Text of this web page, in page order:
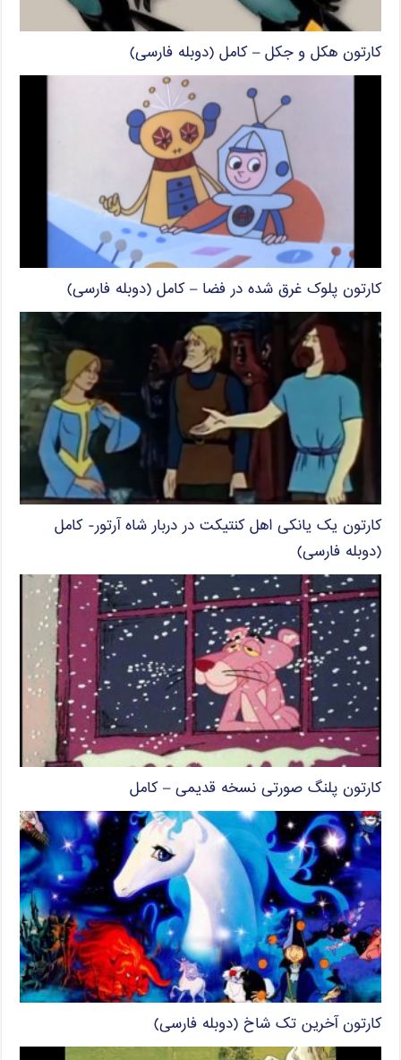
کارتون هکل و جکل – کامل (دوبله فارسی)
کارتون پلوک غرق شده در فضا – کامل (دوبله فارسی)
کارتون یک یانکی اهل کنتیکت در دربار شاه آرتور- کامل
(دوبله فارسی)
کارتون پلنگ صورتی نسخه قدیمی – کامل
کارتون آخرین تک شاخ (دوبله فارسی)